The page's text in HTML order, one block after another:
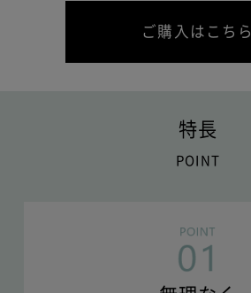
ご購入はこちら
特長
POINT